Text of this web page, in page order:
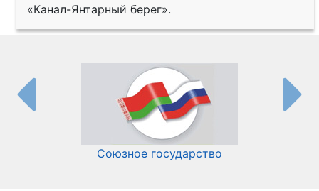
«Канал-Янтарный берег».
Союзное государство